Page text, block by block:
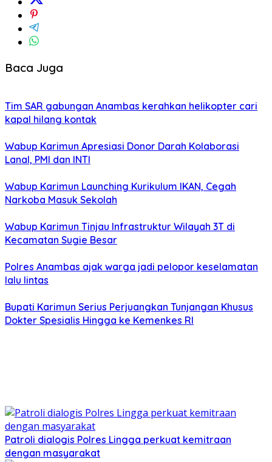
Baca Juga
Tim SAR gabungan Anambas kerahkan helikopter cari
kapal hilang kontak
Wabup Karimun Apresiasi Donor Darah Kolaborasi
Lanal, PMI dan INTI
Wabup Karimun Launching Kurikulum IKAN, Cegah
Narkoba Masuk Sekolah
Wabup Karimun Tinjau Infrastruktur Wilayah 3T di
Kecamatan Sugie Besar
Polres Anambas ajak warga jadi pelopor keselamatan
lalu lintas
Bupati Karimun Serius Perjuangkan Tunjangan Khusus
Dokter Spesialis Hingga ke Kemenkes RI
Patroli dialogis Polres Lingga perkuat kemitraan
dengan masyarakat